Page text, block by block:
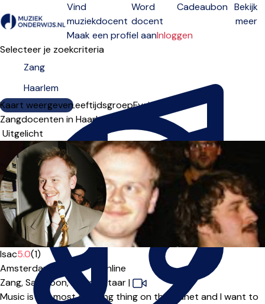
Open menu
Vind
muziekdocent
Word
docent
Cadeaubon Bekijk
meer
Maak een profiel aanInloggen
Selecteer je zoekcriteria
Kaart weergeven
LesdagenNiveauLeeftijdsgroepFysiek
Zangdocenten in Haarlem
Sorteervolgorde
Isac5.0(1)
Amsterdam (1098***),
Online
Zang,Saxofoon,Piano, Gitaar|
Music is the most amazing thing on the planet and I want to